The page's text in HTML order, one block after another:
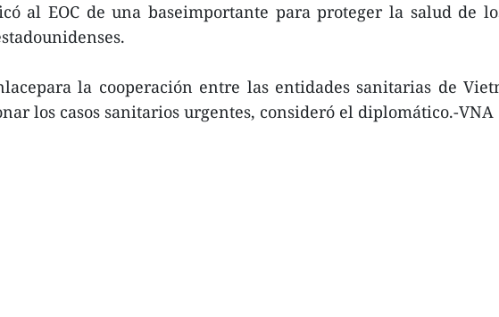
al EOC de una baseimportante para proteger la salud de
la cooperación entre las entidades sanitarias de
los casos sanitarios urgentes, consideró el diplomático.-VNA